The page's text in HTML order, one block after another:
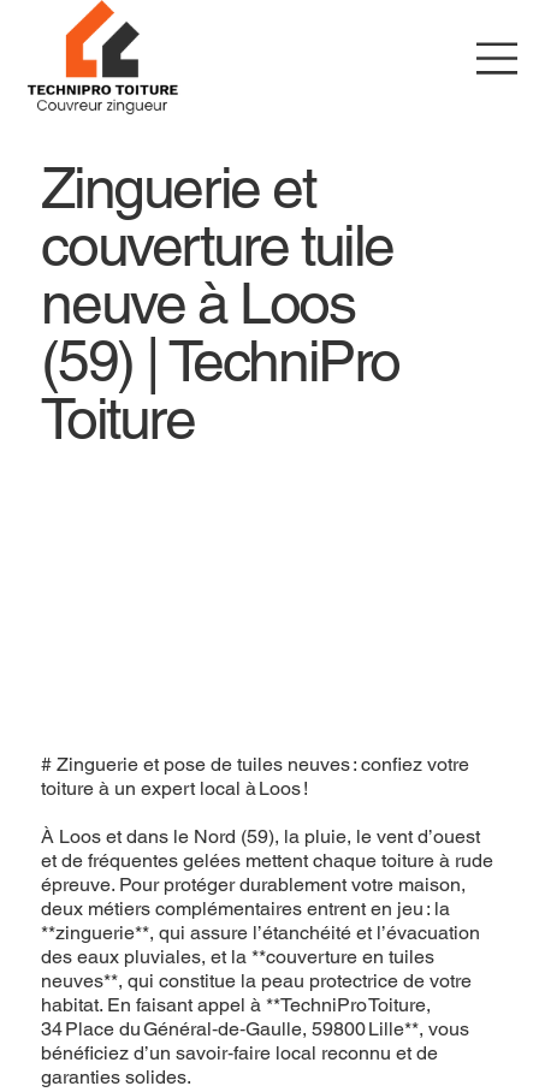
Zinguerie et
couverture tuile
neuve à Loos
(59) | TechniPro
Toiture
# Zinguerie et pose de tuiles neuves : confiez votre
toiture à un expert local à Loos !
À Loos et dans le Nord (59), la pluie, le vent d’ouest
et de fréquentes gelées mettent chaque toiture à rude
épreuve. Pour protéger durablement votre maison,
deux métiers complémentaires entrent en jeu : la
**zinguerie**, qui assure l’étanchéité et l’évacuation
des eaux pluviales, et la **couverture en tuiles
neuves**, qui constitue la peau protectrice de votre
habitat. En faisant appel à **TechniPro Toiture,
34 Place du Général‑de‑Gaulle, 59800 Lille**, vous
bénéficiez d’un savoir‑faire local reconnu et de
garanties solides.